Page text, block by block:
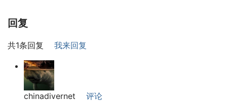
回复
共1条回复 我来回复
chinadivernet
评论